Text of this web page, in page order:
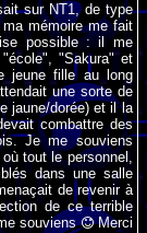
sur NT1, de type
mémoire me fait
possible : il me
"Sakura" et
jeune fille au long
une sorte de
jaune/dorée) et il la
combattre des
Je me souviens
tout le personnel,
dans une salle
de revenir à
de ce terrible
souviens
Merci